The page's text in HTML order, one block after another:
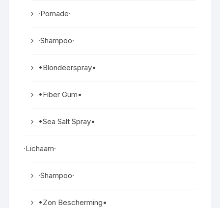
·Pomade·
·Shampoo·
•Blondeerspray•
•Fiber Gum•
•Sea Salt Spray•
·Lichaam·
·Shampoo·
•Zon Bescherming•